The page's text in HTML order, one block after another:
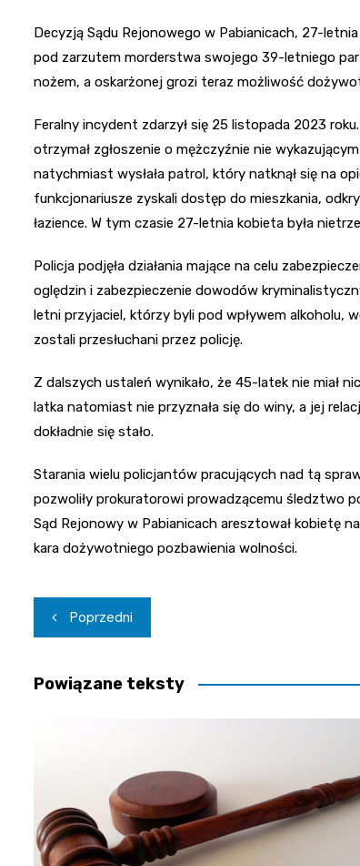
Decyzją Sądu Rejonowego w Pabianicach, 27-
pod zarzutem morderstwa swojego 39-letniego
nożem, a oskarżonej grozi teraz możliwość
Feralny incydent zdarzył się 25 listopada 2023
otrzymał zgłoszenie o mężczyźnie nie
natychmiast wysłała patrol, który natknął się na
funkcjonariusze zyskali dostęp do mieszkania,
łazience. W tym czasie 27-letnia kobieta była
Policja podjęła działania mające na celu
oględzin i zabezpieczenie dowodów
letni przyjaciel, którzy byli pod wpływem alkoholu,
zostali przesłuchani przez policję.
Z dalszych ustaleń wynikało, że 45-latek nie miał
latka natomiast nie przyznała się do winy, a jej
dokładnie się stało.
Starania wielu policjantów pracujących nad tą
pozwoliły prokuratorowi prowadzącemu śledztwo
Sąd Rejonowy w Pabianicach aresztował kobietę
kara dożywotniego pozbawienia wolności.
Nawigacja
wpisu
Poprzedni
Powiązane teksty